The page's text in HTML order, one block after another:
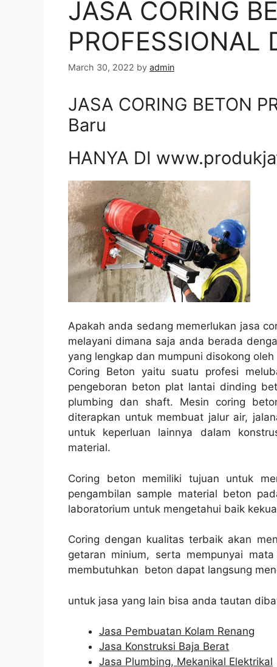
JASA CORING
March 30, 2022 by admin
JASA CORING BETON
Baru
HANYA DI
Apakah anda sedang memerlukan jasa
melayani dimana saja anda berada
yang lengkap dan mumpuni disokong
Coring Beton yaitu suatu profesi
pengeboran beton plat lantai dinding
plumbing dan shaft. Mesin coring
diterapkan untuk membuat jalur air,
untuk keperluan lainnya dalam
material.
Coring beton memiliki tujuan untuk
pengambilan sample material beton
laboratorium untuk mengetahui baik
Coring dengan kualitas terbaik akan
getaran minium, serta mempunyai
membutuhkan beton dapat langsung
untuk jasa yang lain bisa anda tautan
Jasa Pembuatan Kolam Renang
Jasa Konstruksi Baja Berat
Jasa Plumbing, Mekanikal Elektrikal